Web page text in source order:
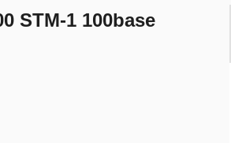
STM-1 100base